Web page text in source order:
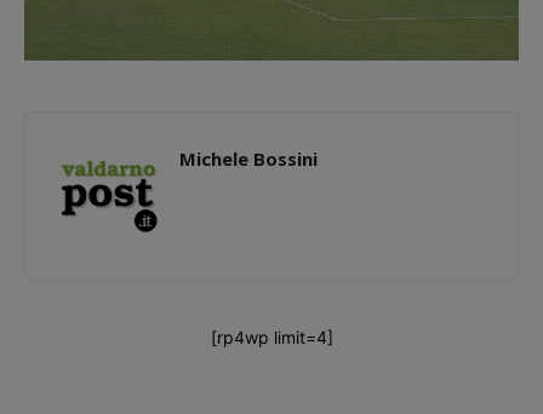
Michele Bossini
[rp4wp limit=4]